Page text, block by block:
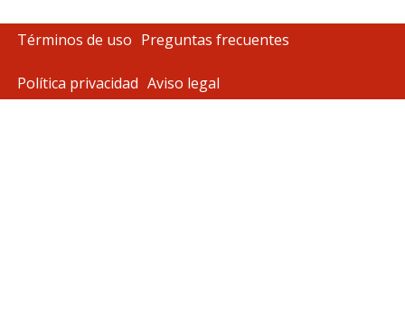
Términos de uso Preguntas frecuentes
Política privacidad Aviso legal